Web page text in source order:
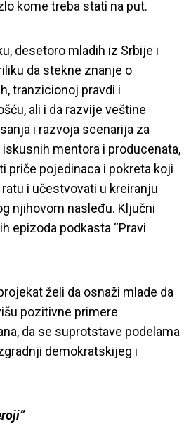
kome treba stati na put.
desetoro mladih iz Srbije i
da stekne znanje o
tranzicionoj pravdi i
ali i da razvije veštine
i razvoja scenarija za
mentora i producenata,
priče pojedinaca i pokreta koji
i učestvovati u kreiranju
njihovom nasleđu. Ključni
epizoda podkasta “Pravi
želi da osnaži mlade da
pozitivne primere
da se suprotstave podelama
demokratskijeg i